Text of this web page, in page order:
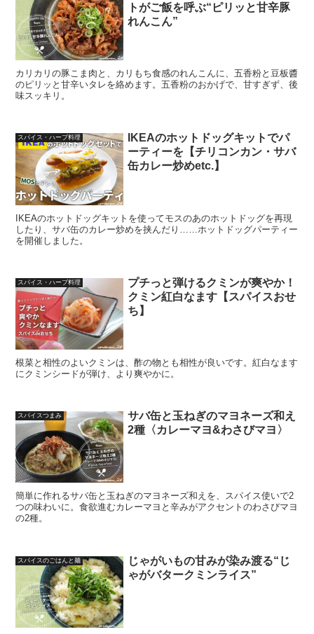
トがご飯を呼ぶ“ピリッと甘辛豚
れんこん”
カリカリの豚こま肉と、カリもち食感のれんこんに、五香粉と豆板醬
のピリッと甘辛いタレを絡めます。五香粉のおかげで、甘すぎず、後
味スッキリ。
スパイス・ハーブ料理
IKEAのホットドッグキットでパ
ーティーを【チリコンカン・サバ
缶カレー炒めetc.】
IKEAのホットドッグキットを使ってモスのあのホットドッグを再現
したり、サバ缶のカレー炒めを挟んだり……ホットドッグパーティー
を開催しました。
スパイス・ハーブ料理
プチっと弾けるクミンが爽やか！
クミン紅白なます【スパイスおせ
ち】
根菜と相性のよいクミンは、酢の物とも相性が良いです。紅白なます
にクミンシードが弾け、より爽やかに。
スパイスつまみ
サバ缶と玉ねぎのマヨネーズ和え
2種〈カレーマヨ&わさびマヨ〉
簡単に作れるサバ缶と玉ねぎのマヨネーズ和えを、スパイス使いで2
つの味わいに。食欲進むカレーマヨと辛みがアクセントのわさびマヨ
の2種。
スパイスのごはんと麺
じゃがいもの甘みが染み渡る“じ
ゃがバタークミンライス”